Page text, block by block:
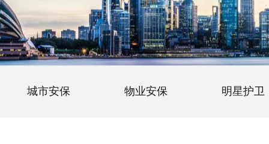
城市安保 物业安保 明星护卫